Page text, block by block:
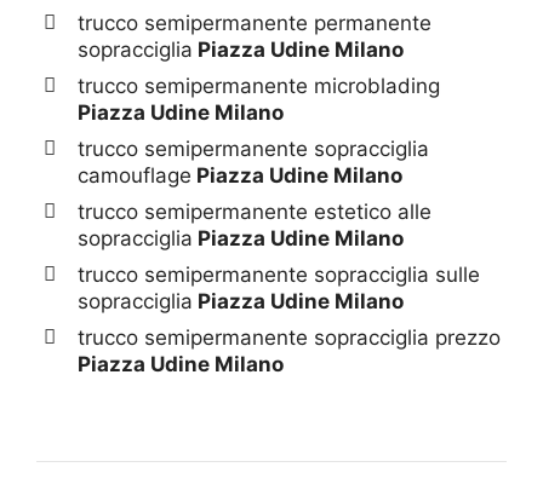
trucco semipermanente permanente
sopracciglia Piazza Udine Milano
trucco semipermanente microblading
Piazza Udine Milano
trucco semipermanente sopracciglia
camouflage Piazza Udine Milano
trucco semipermanente estetico alle
sopracciglia Piazza Udine Milano
trucco semipermanente sopracciglia sulle
sopracciglia Piazza Udine Milano
trucco semipermanente sopracciglia prezzo
Piazza Udine Milano